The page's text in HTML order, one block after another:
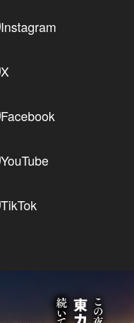
Instagram
X
Facebook
YouTube
TikTok